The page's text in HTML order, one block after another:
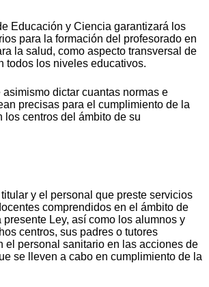
Educación y Ciencia garantizará los
para la formación del profesorado en
la salud, como aspecto transversal de
todos los niveles educativos.
asimismo dictar cuantas normas e
precisas para el cumplimiento de la
los centros del ámbito de su
y el personal que preste servicios
comprendidos en el ámbito de
Ley, así como los alumnos y
centros, sus padres o tutores
el personal sanitario en las acciones de
se lleven a cabo en cumplimiento de la